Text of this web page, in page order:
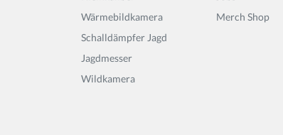
Wärmebildkamera
Schalldämpfer Jagd
Jagdmesser
Wildkamera
Merch Shop